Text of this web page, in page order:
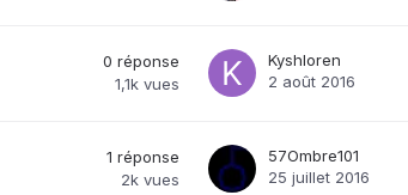
0 réponse
1,1k vues
Kyshloren
2 août 2016
1 réponse
2k vues
57Ombre101
25 juillet 2016